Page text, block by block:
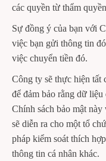
các quyền từ thẩm
Sự đồng ý của bạn với
việc bạn gửi thông tin
việc chuyển tiền đó.
Công ty sẽ thực hiện tất
để đảm bảo rằng dữ
Chính sách bảo mật
sẽ diễn ra cho một tổ
pháp kiểm soát thích
thông tin cá nhân khác.